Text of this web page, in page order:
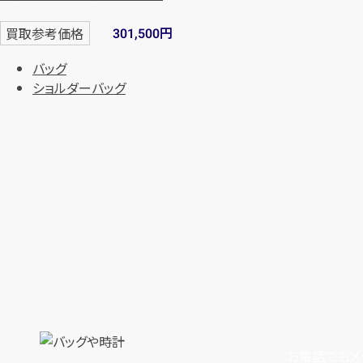
買取参考価格 301,500円
バッグ
ショルダーバッグ